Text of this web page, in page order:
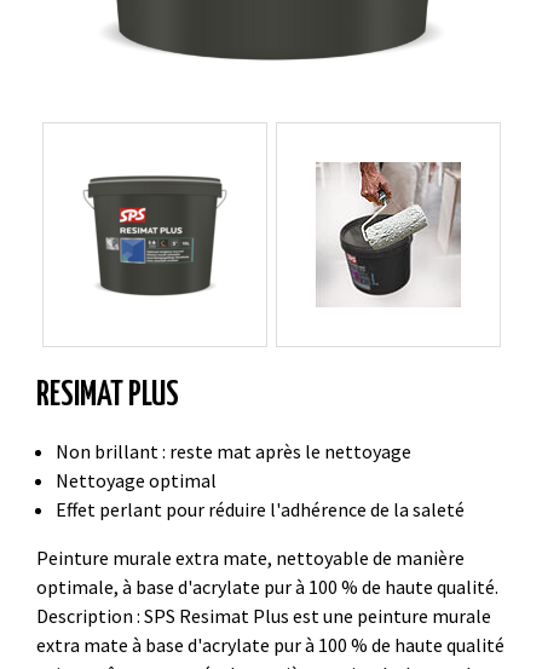
RESIMAT PLUS
Non brillant : reste mat après le nettoyage
Nettoyage optimal
Effet perlant pour réduire l'adhérence de la saleté
Peinture murale extra mate, nettoyable de manière
optimale, à base d'acrylate pur à 100 % de haute qualité.
Description : SPS Resimat Plus est une peinture murale
extra mate à base d'acrylate pur à 100 % de haute qualité